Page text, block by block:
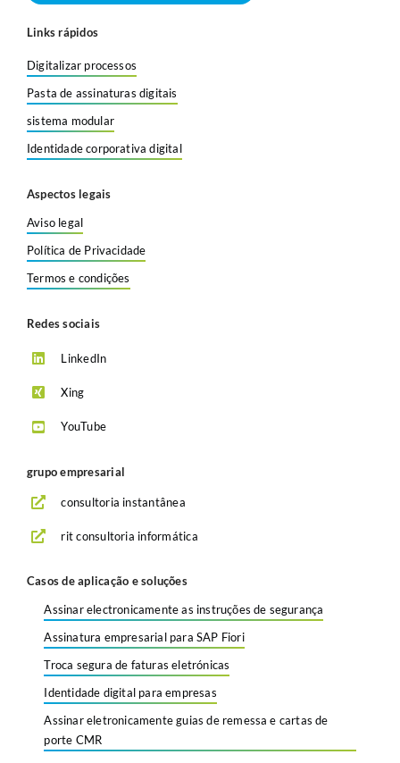
Links rápidos
Digitalizar processos
Pasta de assinaturas digitais
sistema modular
Identidade corporativa digital
Aspectos legais
Aviso legal
Política de Privacidade
Termos e condições
Redes sociais
LinkedIn
Xing
YouTube
grupo empresarial
consultoria instantânea
rit consultoria informática
Casos de aplicação e soluções
Assinar electronicamente as instruções de segurança
Assinatura empresarial para SAP Fiori
Troca segura de faturas eletrónicas
Identidade digital para empresas
Assinar eletronicamente guias de remessa e cartas de
porte CMR